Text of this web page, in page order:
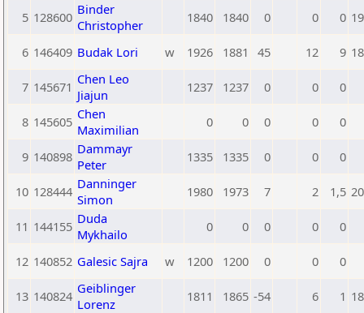
5 128600 Binder
Christopher
1840 1840 0 0 0
6 146409 Budak Lori w 1926 1881 45 12 9
7 145671 Chen Leo
Jiajun
1237 1237 0 0 0
8 145605 Chen
Maximilian
0 0 0 0 0
9 140898 Dammayr
Peter
1335 1335 0 0 0
10 128444 Danninger
Simon
1980 1973 7 2 1,5
11 144155 Duda
Mykhailo
0 0 0 0 0
12 140852 Galesic Sajra w 1200 1200 0 0 0
13 140824 Geiblinger
Lorenz
1811 1865 -54 6 1